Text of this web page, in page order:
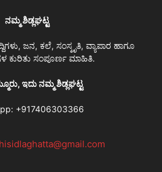
ನಮ್ಮ ಶಿಡ್ಲಘಟ್ಟ
ಜನ, ಕಲೆ, ಸಂಸ್ಕೃತಿ, ವ್ಯಾಪಾರ ಹಾಗೂ
ಕುರಿತು ಸಂಪೂರ್ಣ ಮಾಹಿತಿ.
ಇದು ನಮ್ಮ ಶಿಡ್ಲಘಟ್ಟ
+917406303366
hisidlaghatta@gmail.com